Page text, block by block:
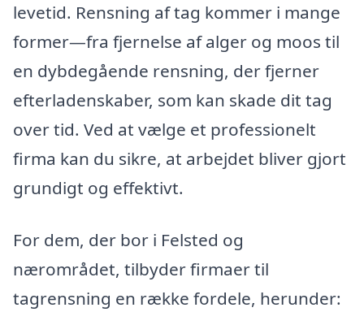
levetid. Rensning af tag kommer i mange
former—fra fjernelse af alger og moos til
en dybdegående rensning, der fjerner
efterladenskaber, som kan skade dit tag
over tid. Ved at vælge et professionelt
firma kan du sikre, at arbejdet bliver gjort
grundigt og effektivt.
For dem, der bor i Felsted og
nærområdet, tilbyder firmaer til
tagrensning en række fordele, herunder: